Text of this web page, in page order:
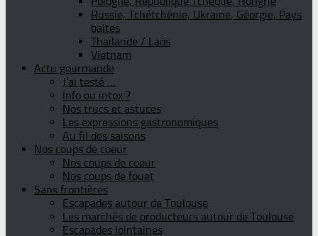
Russie, Tchétchénie, Ukraine, Géorgie, Pays
baltes
Thaïlande / Laos
Vietnam
Actu gourmande
J’ai testé …
Info ou intox ?
Nos trucs et astuces
Les expressions gastronomiques
Au fil des saisons
Nos coups de coeur
Nos coups de coeur
Nos coups de fouet
Sans frontières
Escapades autour de Toulouse
Les marchés de producteurs autour de Toulouse
Escapades lointaines